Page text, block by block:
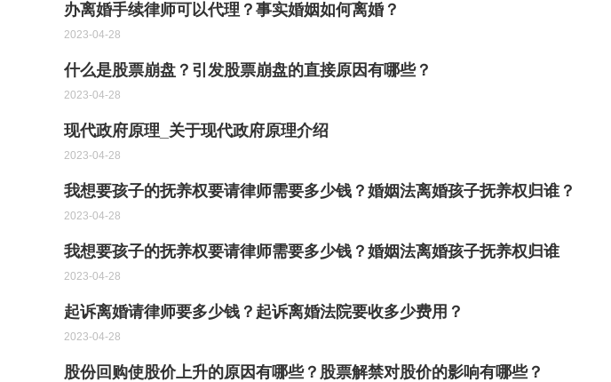
办离婚手续律师可以代理？事实婚姻如何离婚？
2023-04-28
什么是股票崩盘？引发股票崩盘的直接原因有哪些？
2023-04-28
现代政府原理_关于现代政府原理介绍
2023-04-28
我想要孩子的抚养权要请律师需要多少钱？婚姻法离婚孩子抚养权归谁？
2023-04-28
我想要孩子的抚养权要请律师需要多少钱？婚姻法离婚孩子抚养权归谁
2023-04-28
起诉离婚请律师要多少钱？起诉离婚法院要收多少费用？
2023-04-28
股份回购使股价上升的原因有哪些？股票解禁对股价的影响有哪些？